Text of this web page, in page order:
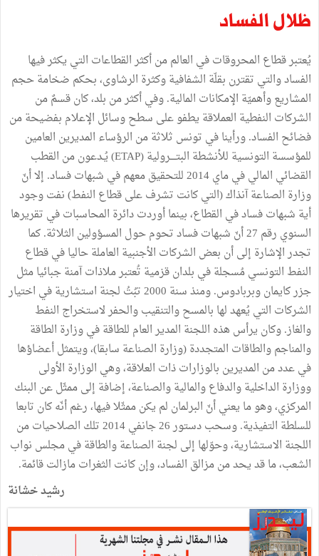
ظلال الفساد
يُعتبر قطاع المحروقات في العالم من أكثر القطاعات التي يكثر فيها
الفساد والتي تقترن بقلّة الشفافية وكثرة الرشاوى، بحكم ضخامة حجم
المشاريع وأهميّة الإمكانات المالية. وفي أكثر من بلد، كان قسمٌ من
الشركات النفطية العملاقة يطفو على سطح وسائل الإعلام بفضيحة من
فضائح الفساد. ورأينا في تونس ثلاثة من الرؤساء المديرين العامين
للمؤسسة التونسية للأنشطة البتــــرولية (ETAP) يُـدعون من القطب
القضائي المالي في ماي 2014 للتحقيق معهم في شبهات فساد. إلا أنّ
وزارة الصناعة آنذاك (التي كانت تشرف على قطاع النفط) نفت وجود
أية شبهات فساد في القطاع، بينما أوردت دائرة المحاسبات في تقريرها
السنوي رقم 27 أنّ شبهات فساد تحوم حول المسؤولين الثلاثة. كما
تجدر الإشارة إلى أن بعض الشركات الأجنبية العاملة حاليا في قطاع
النفط التونسي مُسجلة في بلدان قزمية تُعتبر ملاذات آمنة جبائيا مثل
جزر كايمان وبربادوس. ومنذ سنة 2000 تبُتُ لجنة استشارية في اختيار
الشركات التي يُعهد لها بالمسح والتنقيب والحفر لاستخراج النفط
والغاز. وكان يرأس هذه اللجنة المدير العام للطاقة في وزارة الطاقة
والمناجم والطاقات المتجددة (وزارة الصناعة سابقا)، ويتمثل أعضاؤها
في عدد من المديرين بالوزارات ذات العلاقة، وهي الوزارة الأولى
ووزارة الداخلية والدفاع والمالية والصناعة، إضافة إلى ممثّل عن البنك
المركزي، وهو ما يعني أنّ البرلمان لم يكن ممثّلا فيها، رغم أنّه كان تابعا
للسلطة التفيذية. وسحب دستور 26 جانفي 2014 تلك الصلاحيات من
اللجنة الاستشارية، وحوّلها إلى لجنة الصناعة والطاقة في مجلس نواب
الشعب، ما قد يحد من مزالق الفساد، وإن كانت الثغرات مازالت قائمة.
رشيد خشانة